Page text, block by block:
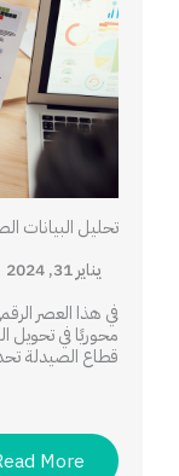
تحليل البيانات
يناير 31, 2024
في هذا العصر
محوريًا في تحويل
قطاع الصيدلة
More